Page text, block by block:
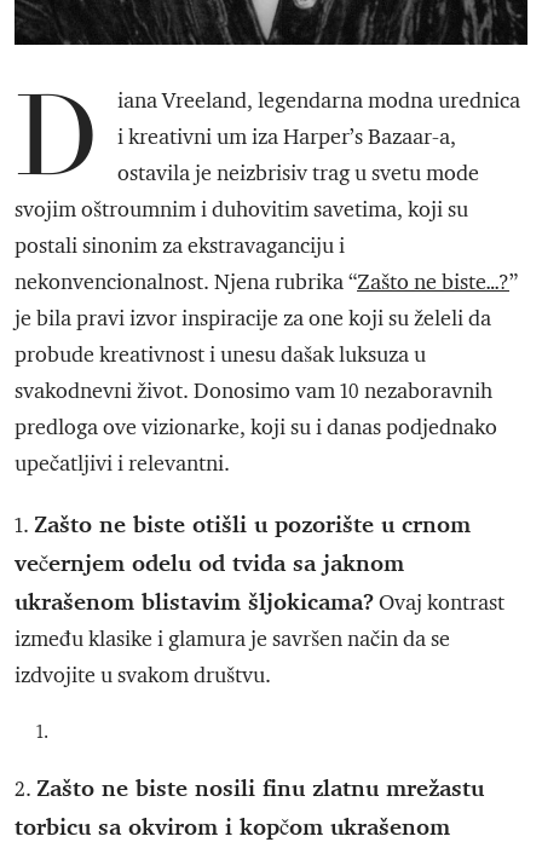
D
iana Vreeland, legendarna modna urednica
i kreativni um iza Harper’s Bazaar-a,
ostavila je neizbrisiv trag u svetu mode
svojim oštroumnim i duhovitim savetima, koji su
postali sinonim za ekstravaganciju i
nekonvencionalnost. Njena rubrika “Zašto ne biste…?”
je bila pravi izvor inspiracije za one koji su želeli da
probude kreativnost i unesu dašak luksuza u
svakodnevni život. Donosimo vam 10 nezaboravnih
predloga ove vizionarke, koji su i danas podjednako
upečatljivi i relevantni.
1. Zašto ne biste otišli u pozorište u crnom
večernjem odelu od tvida sa jaknom
ukrašenom blistavim šljokicama?Ovaj kontrast
između klasike i glamura je savršen način da se
izdvojite u svakom društvu.
2. Zašto ne biste nosili finu zlatnu mrežastu
torbicu sa okvirom i kopčom ukrašenom